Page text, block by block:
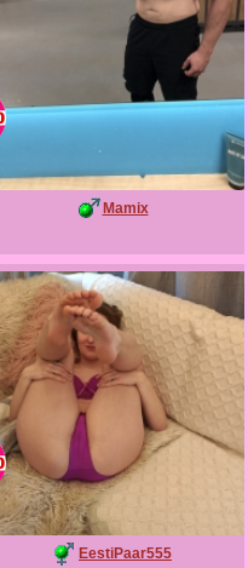
Mamix
EestiPaar555